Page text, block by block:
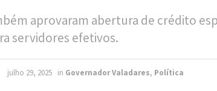
aprovaram abertura de crédito
servidores efetivos.
julho 29, 2025 in Governador Valadares, Política